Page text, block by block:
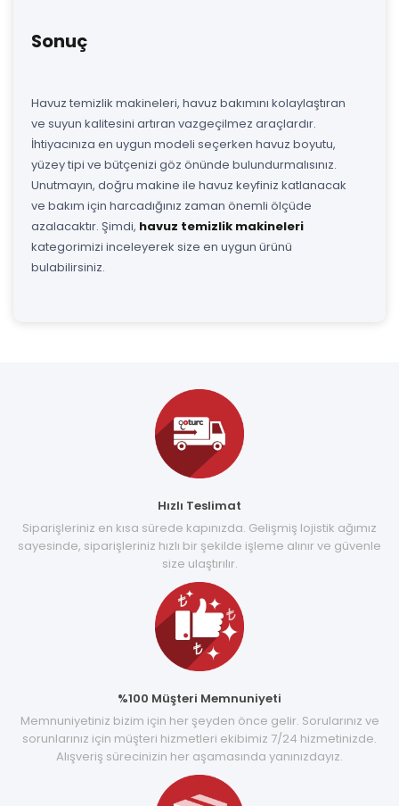
Sonuç
Havuz temizlik makineleri, havuz bakımını kolaylaştıran
ve suyun kalitesini artıran vazgeçilmez araçlardır.
İhtiyacınıza en uygun modeli seçerken havuz boyutu,
yüzey tipi ve bütçenizi göz önünde bulundurmalısınız.
Unutmayın, doğru makine ile havuz keyfiniz katlanacak
ve bakım için harcadığınız zaman önemli ölçüde
azalacaktır. Şimdi, havuz temizlik makineleri
kategorimizi inceleyerek size en uygun ürünü
bulabilirsiniz.
Hızlı Teslimat
Siparişleriniz en kısa sürede kapınızda. Gelişmiş lojistik ağımız
sayesinde, siparişleriniz hızlı bir şekilde işleme alınır ve güvenle
size ulaştırılır.
%100 Müşteri Memnuniyeti
Memnuniyetiniz bizim için her şeyden önce gelir. Sorularınız ve
sorunlarınız için müşteri hizmetleri ekibimiz 7/24 hizmetinizde.
Alışveriş sürecinizin her aşamasında yanınızdayız.